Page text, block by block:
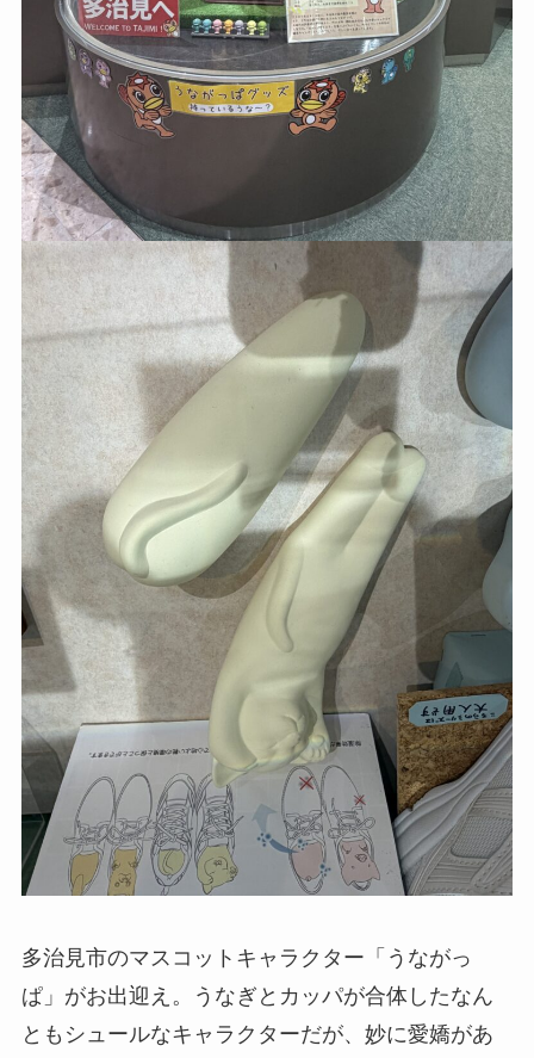
多治見市のマスコットキャラクター「うながっ
ぱ」がお出迎え。うなぎとカッパが合体したなん
ともシュールなキャラクターだが、妙に愛嬌があ